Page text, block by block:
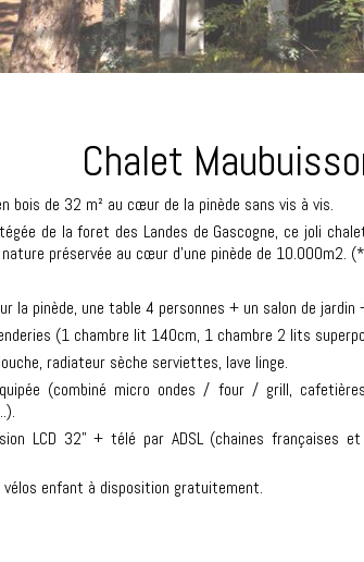
Chalet
bois de 32 m² au cœur de la pinède sans vis à vis.
de la foret des Landes de Gascogne, ce joli
préservée au cœur d'une pinède de 10.000m2.
la pinède, une table 4 personnes + un salon de
(1 chambre lit 140cm, 1 chambre 2 lits
radiateur sèche serviettes, lave linge.
(combiné micro ondes / four / grill,
LCD 32" + télé par ADSL (chaines
enfant à disposition gratuitement.